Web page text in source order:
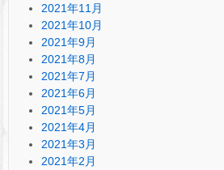
2021年11月
2021年10月
2021年9月
2021年8月
2021年7月
2021年6月
2021年5月
2021年4月
2021年3月
2021年2月